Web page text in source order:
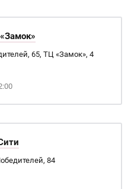
65, ТЦ «Замок», 4
84